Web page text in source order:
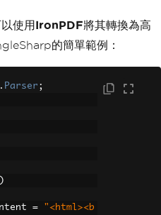
使用 IronPDF將其轉換為高
的簡單範例：
. Parser ;
=
"<html><b